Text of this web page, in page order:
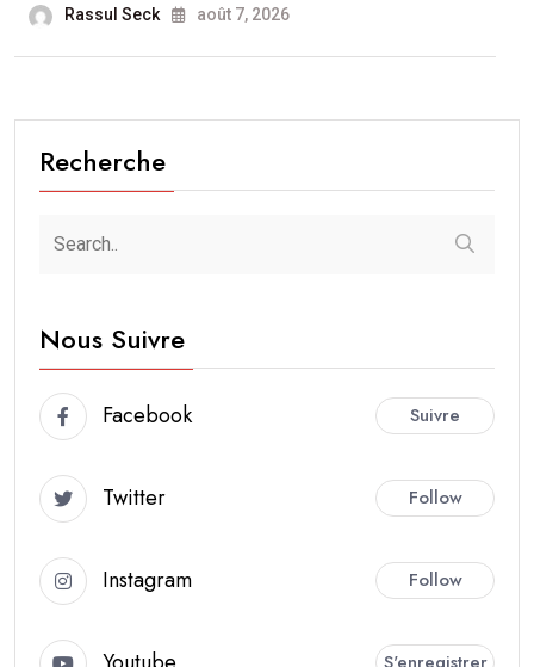
Rassul Seck août 7, 2026
Recherche
Nous Suivre
Facebook Suivre
Twitter Follow
Instagram Follow